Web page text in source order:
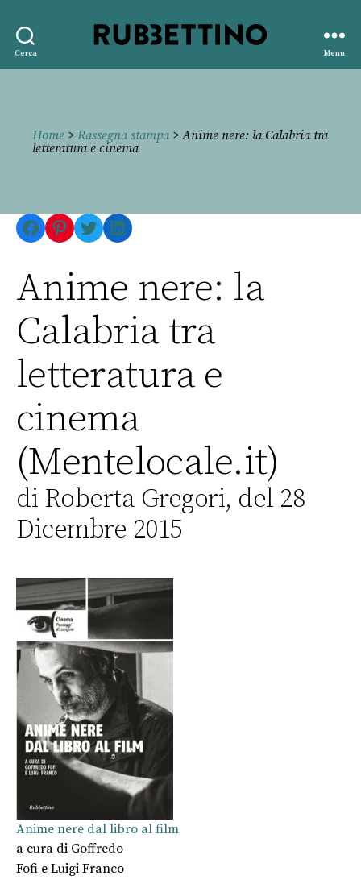
Cerca
editore
Menu
Home > Rassegna stampa> Anime nere: la Calabria tra
letteratura e cinema
Facebook
Pinterest
TwitterLinkedIn
Anime nere: la
Calabria tra
letteratura e
cinema
(Mentelocale.it)
di Roberta Gregori, del 28
Dicembre 2015
Anime nere dal libro al film
a cura di Goffredo
Fofi e Luigi Franco